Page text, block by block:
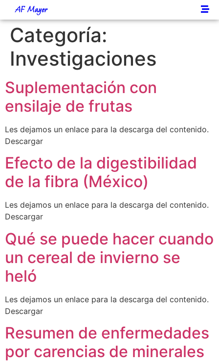
AF Mayer
Categoría:
Investigaciones
Suplementación con
ensilaje de frutas
Les dejamos un enlace para la descarga del contenido.
Descargar
Efecto de la digestibilidad
de la fibra (México)
Les dejamos un enlace para la descarga del contenido.
Descargar
Qué se puede hacer cuando
un cereal de invierno se
heló
Les dejamos un enlace para la descarga del contenido.
Descargar
Resumen de enfermedades
por carencias de minerales